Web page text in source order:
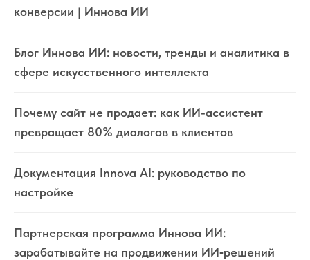
конверсии | Иннова ИИ
Блог Иннова ИИ: новости, тренды и аналитика в
сфере искусственного интеллекта
Почему сайт не продает: как ИИ-ассистент
превращает 80% диалогов в клиентов
Документация Innova AI: руководство по
настройке
Партнерская программа Иннова ИИ:
зарабатывайте на продвижении ИИ‑решений